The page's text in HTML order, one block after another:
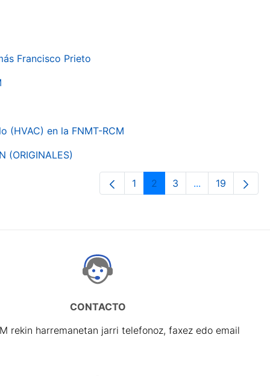
Francisco Prieto
(HVAC) en la FNMT-RCM
Orrialdea
1 Orrialdea
2 Orrialdea
3 ...Intermediate
Orrialdea
19
CONTACTO
rekin harremanetan jarri telefonoz, faxez edo email